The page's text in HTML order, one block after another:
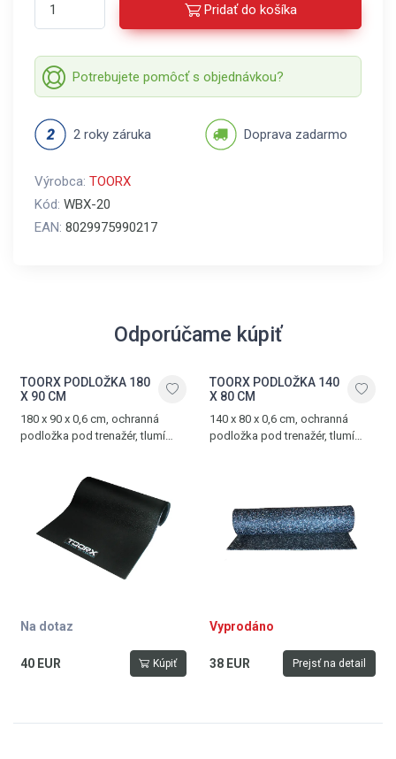
Pridať do košíka
Potrebujete pomôcť s objednávkou?
2 roky záruka Doprava zadarmo
Výrobca: TOORX
Kód: WBX-20
EAN: 8029975990217
Odporúčame kúpiť
TOORX PODLOŽKA 180
X 90 CM
180 x 90 x 0,6 cm, ochranná
podložka pod trenažér, tlumí
Na dotaz
40 EUR Kúpiť
TOORX PODLOŽKA 140
X 80 CM
140 x 80 x 0,6 cm, ochranná
podložka pod trenažér, tlumí
Vyprodáno
38 EUR Prejsť na detail